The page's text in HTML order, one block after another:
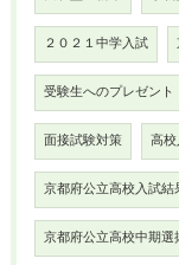
２０２１中学入試
受験生へのプレゼント
面接試験対策 高
京都府公立高校入試結
京都府公立高校中期選